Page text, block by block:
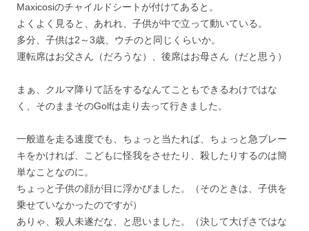
Maxicosiのチャイルドシートが付けてあると。
よくよく見ると、あれれ、子供が中で立って動いている。
多分、子供は2～3歳、ウチのと同じくらいか。
運転席はお父さん（だろうな）、後席はお母さん（だと思う）
まぁ、クルマ降りて話をするなんてこともできるわけではな
く、そのままそのGolfは走り去って行きました。
一般道を走る速度でも、ちょっと当たれば、ちょっと急ブレー
キをかければ、こどもに怪我をさせたり、殺したりするのは簡
単なことなのに。
ちょっと子供の顔が目に浮かびました。（そのときは、子供を
乗せていなかったのですが）
ありゃ、殺人未遂だな、と思いました。（決して大げさではな